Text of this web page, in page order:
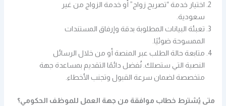
اختيار خدمة “تصريح زواج” أو خدمة الزواج من غير
سعودية.
تعبئة البيانات المطلوبة بدقة وإرفاق المستندات
الممسوحة ضوئيًا.
متابعة حالة الطلب عبر المنصة أو من خلال الرسائل
النصية التي ستصلك. نُفضل دائمًا التقديم بمساعدة جهة
متخصصة لضمان سرعة القبول وتجنب الأخطاء.
متى يُشترط خطاب موافقة من جهة العمل للموظف الحكومي؟